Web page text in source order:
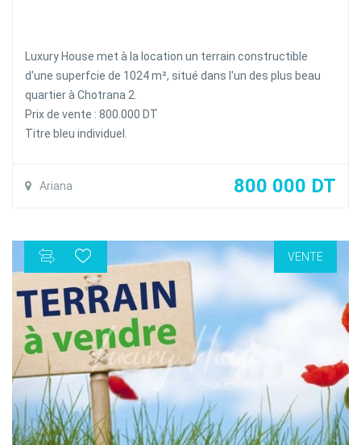
Luxury House met à la location un terrain constructible
d'une superfcie de 1024 m², situé dans l'un des plus beau
quartier à Chotrana 2.
Prix de vente : 800.000 DT
Titre bleu individuel.
Ariana 800 000 DT
VENTE